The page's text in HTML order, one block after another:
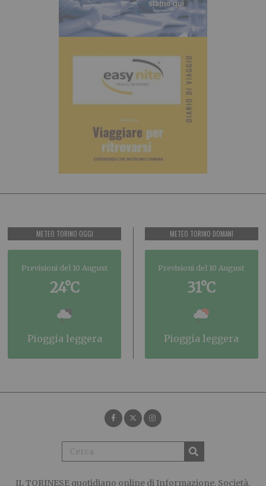
METEO TORINO OGGI
Previsioni del 10 August
24°C
pioggia leggera
METEO TORINO DOMANI
Previsioni del 10 August
31°C
pioggia leggera
IL TORINESE quotidiano online di Informazione, Società,